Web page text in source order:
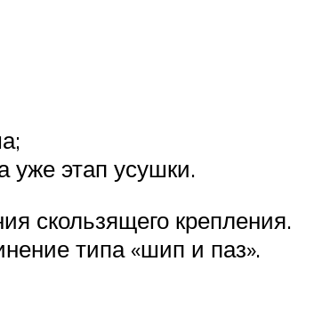
уже этап усушки.
скользящего крепления.
типа «шип и паз».